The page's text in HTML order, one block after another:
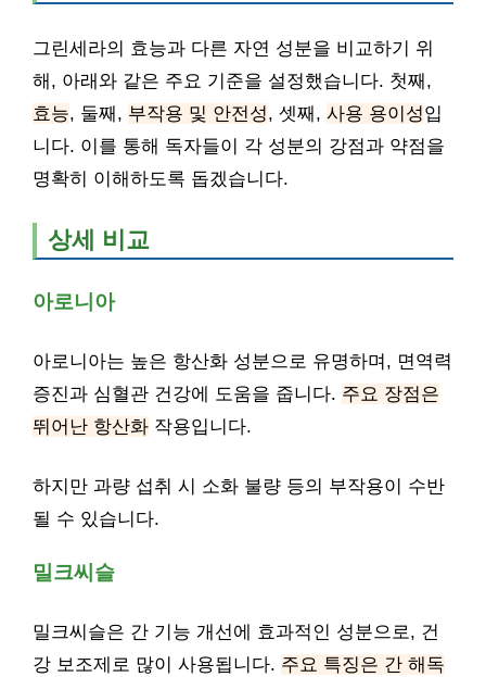
그린세라의 효능과 다른 자연 성분을 비교하기 위
해, 아래와 같은 주요 기준을 설정했습니다. 첫째,
효능, 둘째, 부작용 및 안전성, 셋째, 사용 용이성입
니다. 이를 통해 독자들이 각 성분의 강점과 약점을
명확히 이해하도록 돕겠습니다.
상세 비교
아로니아
아로니아는 높은 항산화 성분으로 유명하며, 면역력
증진과 심혈관 건강에 도움을 줍니다. 주요 장점은
뛰어난 항산화 작용입니다.
하지만 과량 섭취 시 소화 불량 등의 부작용이 수반
될 수 있습니다.
밀크씨슬
밀크씨슬은 간 기능 개선에 효과적인 성분으로, 건
강 보조제로 많이 사용됩니다. 주요 특징은 간 해독